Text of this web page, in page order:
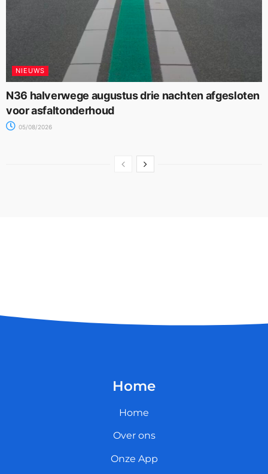
NIEUWS
N36 halverwege augustus drie nachten afgesloten
voor asfaltonderhoud
05/08/2026
Home
Home
Over ons
Onze App